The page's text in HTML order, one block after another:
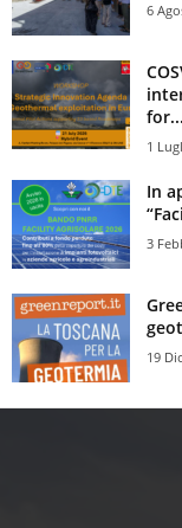
6
for...
1
In
3
19